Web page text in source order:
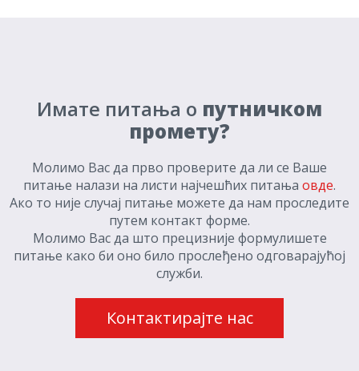
Имате питања о путничком
промету?
Молимо Вас да прво проверите да ли се Ваше
питање налази на листи најчешћих питања овде.
Ако то није случај питање можете да нам проследите
путем контакт форме.
Молимо Вас да што прецизније формулишете
питање како би оно било прослеђено одговарајућој
служби.
Контактирајте нас